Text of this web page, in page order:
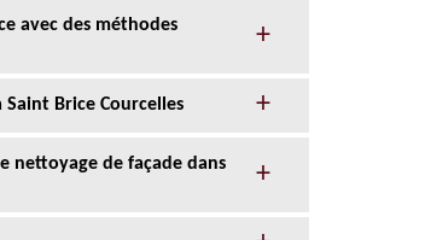
avec des méthodes
Brice Courcelles
nettoyage de façade dans